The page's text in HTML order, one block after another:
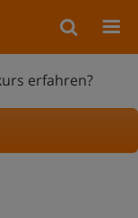
erfahren?